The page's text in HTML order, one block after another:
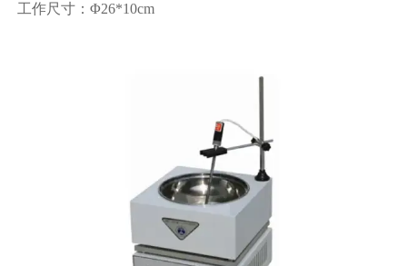
工作尺寸：Φ26*10cm